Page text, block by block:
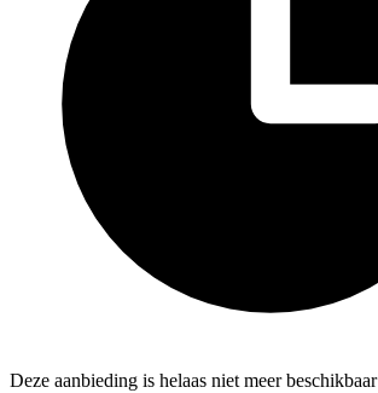
Deze aanbieding is helaas niet meer beschikbaar